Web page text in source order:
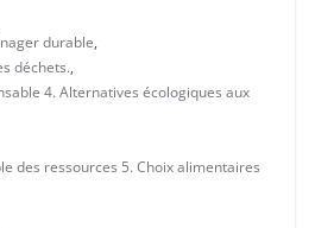
durable,
déchets.,
4. Alternatives écologiques aux
des ressources 5. Choix alimentaires